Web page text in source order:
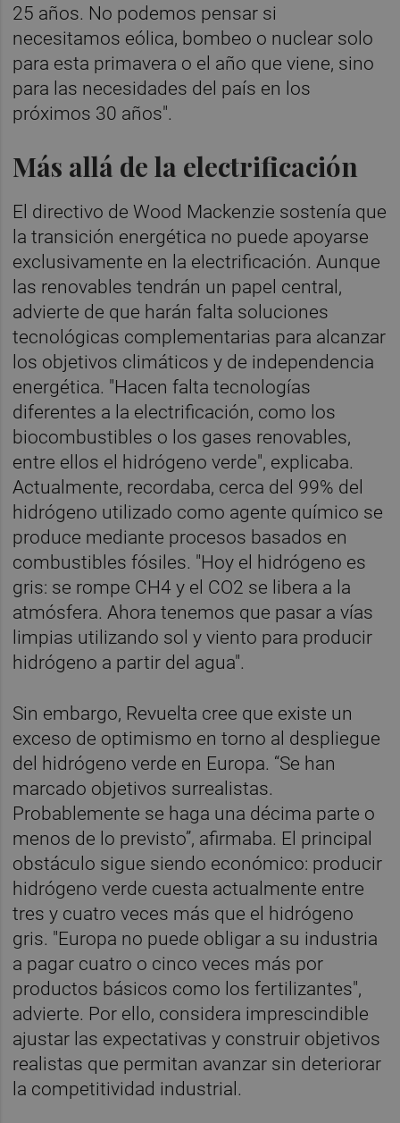
25 años. No podemos pensar si
necesitamos eólica, bombeo o nuclear solo
para esta primavera o el año que viene, sino
para las necesidades del país en los
próximos 30 años".
Más allá de la electrificación
El directivo de Wood Mackenzie sostenía que
la transición energética no puede apoyarse
exclusivamente en la electrificación. Aunque
las renovables tendrán un papel central,
advierte de que harán falta soluciones
tecnológicas complementarias para alcanzar
los objetivos climáticos y de independencia
energética. "Hacen falta tecnologías
diferentes a la electrificación, como los
biocombustibles o los gases renovables,
entre ellos el hidrógeno verde", explicaba.
Actualmente, recordaba, cerca del 99% del
hidrógeno utilizado como agente químico se
produce mediante procesos basados en
combustibles fósiles. "Hoy el hidrógeno es
gris: se rompe CH4 y el CO2 se libera a la
atmósfera. Ahora tenemos que pasar a vías
limpias utilizando sol y viento para producir
hidrógeno a partir del agua".
Sin embargo, Revuelta cree que existe un
exceso de optimismo en torno al despliegue
del hidrógeno verde en Europa. “Se han
marcado objetivos surrealistas.
Probablemente se haga una décima parte o
menos de lo previsto”, afirmaba. El principal
obstáculo sigue siendo económico: producir
hidrógeno verde cuesta actualmente entre
tres y cuatro veces más que el hidrógeno
gris. "Europa no puede obligar a su industria
a pagar cuatro o cinco veces más por
productos básicos como los fertilizantes",
advierte. Por ello, considera imprescindible
ajustar las expectativas y construir objetivos
realistas que permitan avanzar sin deteriorar
la competitividad industrial.